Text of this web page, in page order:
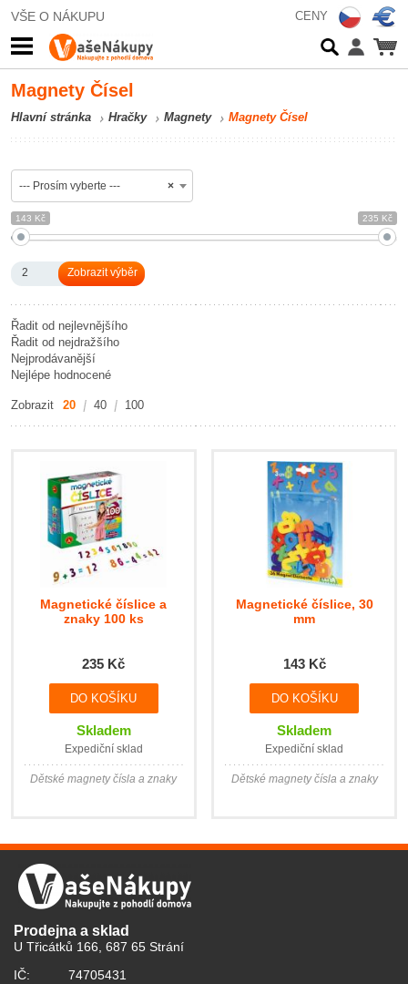
VŠE O NÁKUPU CENY
Magnety Čísel
Hlavní stránka Hračky Magnety Magnety Čísel
×
--- Prosím vyberte ---
143 Kč 235 Kč
2
Řadit od nejlevnějšího
Řadit od nejdražšího
Nejprodávanější
Nejlépe hodnocené
Zobrazit 20 40 100
Magnetické číslice a
znaky 100 ks
235 Kč
Skladem
Expediční sklad
Dětské magnety čísla a znaky
Magnetické číslice, 30
mm
143 Kč
Skladem
Expediční sklad
Dětské magnety čísla a znaky
Prodejna a sklad
U Třicátků 166, 687 65 Strání
IČ:
74705431